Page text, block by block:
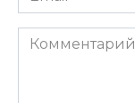
*
Комментарий